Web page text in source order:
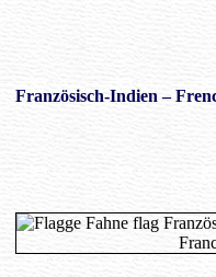
Französisch-Indien –